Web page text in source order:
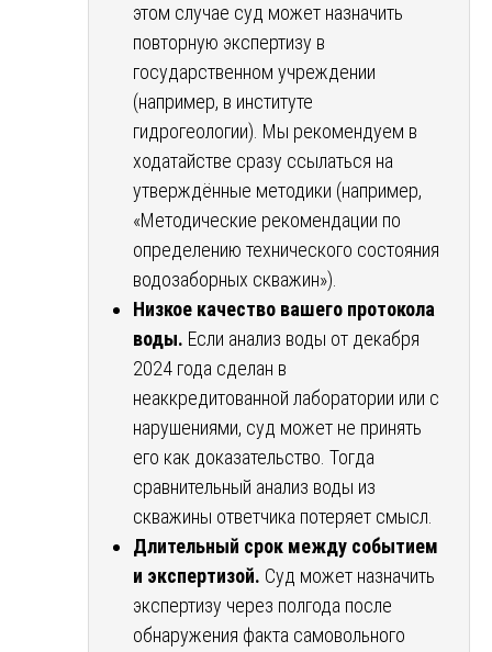
этом случае суд может назначить
повторную экспертизу в
государственном учреждении
(например, в институте
гидрогеологии). Мы рекомендуем в
ходатайстве сразу ссылаться на
утверждённые методики (например,
«Методические рекомендации по
определению технического состояния
водозаборных скважин»).
Низкое качество вашего протокола
воды. Если анализ воды от декабря
2024 года сделан в
неаккредитованной лаборатории или с
нарушениями, суд может не принять
его как доказательство. Тогда
сравнительный анализ воды из
скважины ответчика потеряет смысл.
Длительный срок между событием
и экспертизой. Суд может назначить
экспертизу через полгода после
обнаружения факта самовольного